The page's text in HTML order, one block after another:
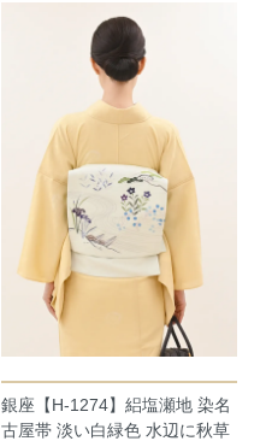
銀座【H-1274】絽塩瀬地 染名
古屋帯 淡い白緑色 水辺に秋草